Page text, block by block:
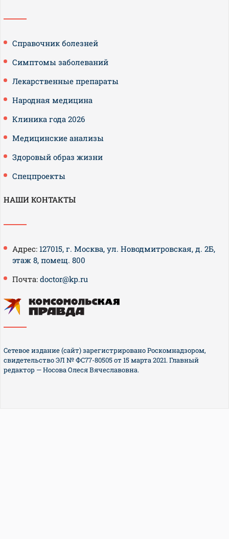
Справочник болезней
Симптомы заболеваний
Лекарственные препараты
Народная медицина
Клиника года 2026
Медицинские анализы
Здоровый образ жизни
Спецпроекты
НАШИ КОНТАКТЫ
Адрес: 127015, г. Москва, ул. Новодмитровская, д. 2Б,
этаж 8, помещ. 800
Почта: doctor@kp.ru
Сетевое издание (сайт) зарегистрировано Роскомнадзором,
свидетельство ЭЛ № ФС77-80505 от 15 марта 2021. Главный
редактор — Носова Олеся Вячеславовна.